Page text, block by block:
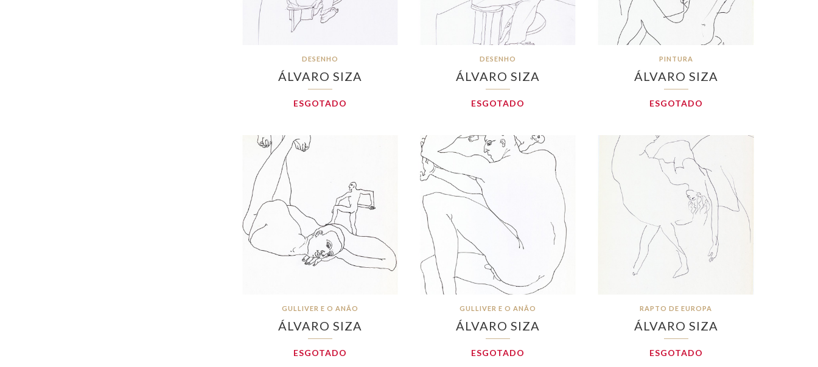
DESENHO
ÁLVARO SIZA
ESGOTADO
DESENHO
ÁLVARO SIZA
ESGOTADO
PINTURA
ÁLVARO SIZA
ESGOTADO
GULLIVER E O ANÃO
ÁLVARO SIZA
ESGOTADO
GULLIVER E O ANÃO
ÁLVARO SIZA
ESGOTADO
RAPTO DE EUROPA
ÁLVARO SIZA
ESGOTADO